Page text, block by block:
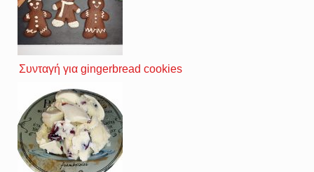
Συνταγή για gingerbread cookies